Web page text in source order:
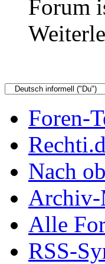
Forum
Foren-
Nach
Archiv-
Alle
RSS-